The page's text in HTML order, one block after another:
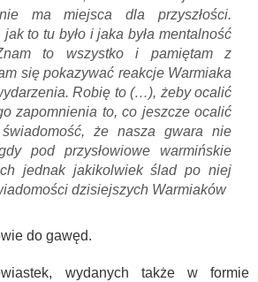
nie ma miejsca dla przyszłości.
to tu było i jaka była mentalność
to wszystko i pamiętam z
się pokazywać reakcje Warmiaka
Robię to (…), żeby ocalić
zapomnienia to, co jeszcze ocalić
że nasza gwara nie
pod przysłowiowe warmińskie
jednak jakikolwiek ślad po niej
dzisiejszych Warmiaków
do gawęd.
wydanych także w formie